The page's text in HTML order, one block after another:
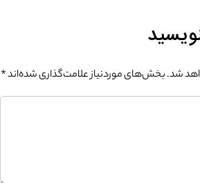
شد.بخش‌های موردنیاز علامت‌گذاری شده‌اند*